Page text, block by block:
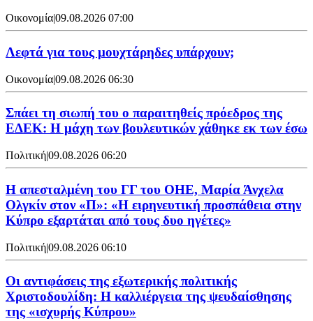
Οικονομία|09.08.2026 07:00
Λεφτά για τους μουχτάρηδες υπάρχουν;
Οικονομία|09.08.2026 06:30
Σπάει τη σιωπή του ο παραιτηθείς πρόεδρος της
ΕΔΕΚ: Η μάχη των βουλευτικών χάθηκε εκ των έσω
Πολιτική|09.08.2026 06:20
Η απεσταλμένη του ΓΓ του ΟΗΕ, Μαρία Άνχελα
Ολγκίν στον «Π»: «Η ειρηνευτική προσπάθεια στην
Κύπρο εξαρτάται από τους δυο ηγέτες»
Πολιτική|09.08.2026 06:10
Οι αντιφάσεις της εξωτερικής πολιτικής
Χριστοδουλίδη: Η καλλιέργεια της ψευδαίσθησης
της «ισχυρής Κύπρου»